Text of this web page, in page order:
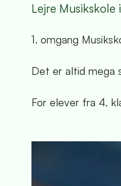
Lejre
1. omgang
Det er altid mega
For elever fra 4.